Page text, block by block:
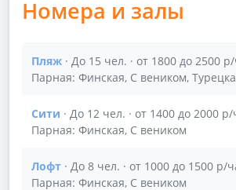
Номера и залы
Пляж · До 15 чел. · от 1800 до 2500
Парная: Финская, С веником,
Показать подробности зала
Сити · До 12 чел. · от 1400 до 2000 р/
Парная: Финская, С веником
Показать подробности зала Сити
Лофт · До 8 чел. · от 1000 до 1500 р/
Парная: Финская, С веником
Показать подробности зала Лофт